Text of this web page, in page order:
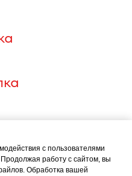
с пользователями
работу с сайтом, вы
. Обработка вашей
с пользователями
работу с сайтом, вы
Обработка вашей